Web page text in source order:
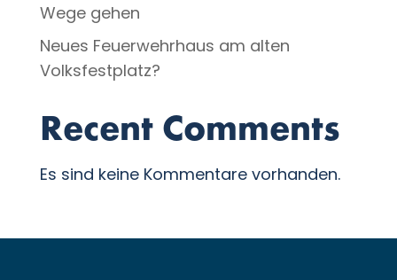
Wege gehen
Neues Feuerwehrhaus am alten
Volksfestplatz?
Recent Comments
Es sind keine Kommentare vorhanden.